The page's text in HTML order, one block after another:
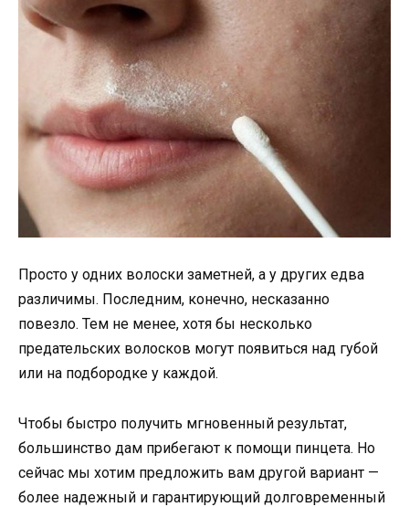
Просто у одних волоски заметней, а у других едва
различимы. Последним, конечно, несказанно
повезло. Тем не менее, хотя бы несколько
предательских волосков могут появиться над губой
или на подбородке у каждой.
Чтобы быстро получить мгновенный результат,
большинство дам прибегают к помощи пинцета. Но
сейчас мы хотим предложить вам другой вариант —
более надежный и гарантирующий долговременный